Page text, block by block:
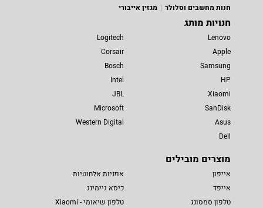
חנות מחשבים וסלולר
מגזין אייבורי
חנויות מותג
Lenovo
Apple
Samsung
HP
Xiaomi
SanDisk
Asus
Dell
Logitech
Corsair
Bosch
Intel
JBL
Microsoft
Western Digital
מוצרים מובילים
אייפון
אייפד
טלפון סמסונג
אוזניות אלחוטיות
כיסא גיימינג
טלפון שיאומי - Xiaomi